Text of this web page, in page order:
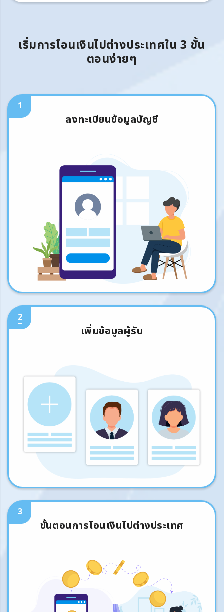
เริ่มการโอนเงินไปต่างประเทศใน 3 ขั้น
ตอนง่ายๆ
1
ลงทะเบียนข้อมูลบัญชี
2
เพิ่มข้อมูลผู้รับ
3
ขั้นตอนการโอนเงินไปต่างประเทศ